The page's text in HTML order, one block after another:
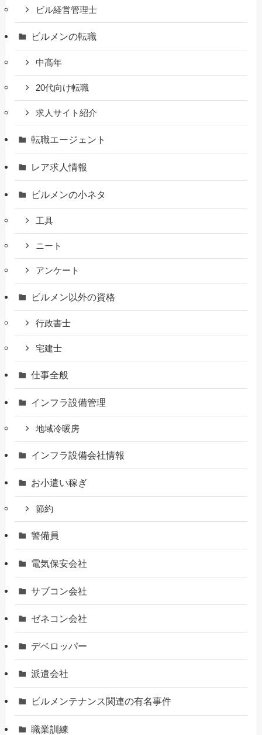
ビル経営管理士
ビルメンの転職
中高年
20代向け転職
求人サイト紹介
転職エージェント
レア求人情報
ビルメンの小ネタ
工具
ニート
アンケート
ビルメン以外の資格
行政書士
宅建士
仕事全般
インフラ設備管理
地域冷暖房
インフラ設備会社情報
お小遣い稼ぎ
節約
警備員
電気保安会社
サブコン会社
ゼネコン会社
デベロッパー
派遣会社
ビルメンテナンス関連の有名事件
職業訓練